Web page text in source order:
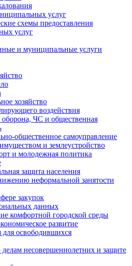
услуг
схемы предоставления
услуг
и муниципальные услуги
хозяйство
воздействия
оборона, ЧС и общественная
общественное самоуправление
и землеустройство
и молодежная политика
защита населения
неформальной занятости
закупок
данных
комфортной городской среды
развитие
освободившихся
несовершеннолетних и защите